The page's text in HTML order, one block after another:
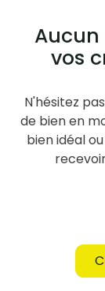
vos
N'hésitez
de bien en
bien idéal